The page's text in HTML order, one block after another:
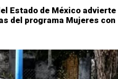
Estado de México advierte
del programa Mujeres con